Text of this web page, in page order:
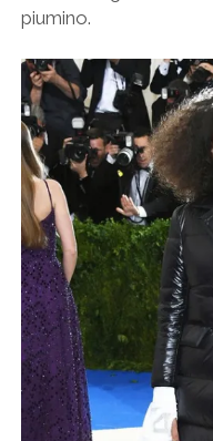
piumino.